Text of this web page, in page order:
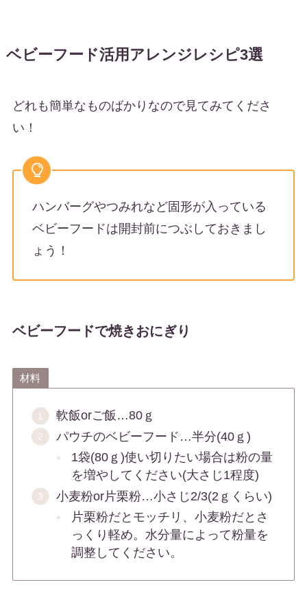
ベビーフード活用アレンジレシピ3選
どれも簡単なものばかりなので見てみてくださ
い！
ハンバーグやつみれなど固形が入っている
ベビーフードは開封前につぶしておきまし
ょう！
ベビーフードで焼きおにぎり
材料
軟飯orご飯…80ｇ
パウチのベビーフード…半分(40ｇ)
1袋(80ｇ)使い切りたい場合は粉の量
を増やしてください(大さじ1程度)
小麦粉or片栗粉…小さじ2/3(2ｇくらい)
片栗粉だとモッチリ、小麦粉だとさ
っくり軽め。水分量によって粉量を
調整してください。